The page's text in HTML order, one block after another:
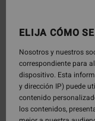
ELIJA CÓMO
Nosotros y nuestros
correspondiente para
dispositivo. Esta
y dirección IP) puede
contenido
los contenidos,